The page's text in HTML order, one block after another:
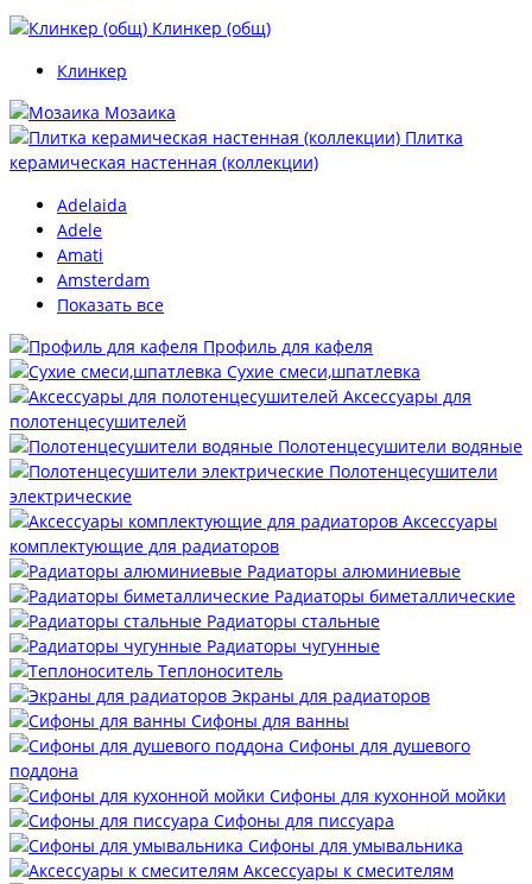
Клинкер (общ)
Клинкер
Мозаика
Плитка
керамическая настенная (коллекции)
Adelaida
Adele
Amati
Amsterdam
Показать все
Профиль для кафеля
Сухие смеси,шпатлевка
Аксессуары для
полотенцесушителей
Полотенцесушители водяные
Полотенцесушители
электрические
Аксессуары
комплектующие для радиаторов
Радиаторы алюминиевые
Радиаторы биметаллические
Радиаторы стальные
Радиаторы чугунные
Теплоноситель
Экраны для радиаторов
Сифоны для ванны
Сифоны для душевого
поддона
Сифоны для кухонной мойки
Сифоны для писсуара
Сифоны для умывальника
Аксессуары к смесителям